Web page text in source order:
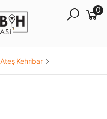
0
Ateş Kehribar